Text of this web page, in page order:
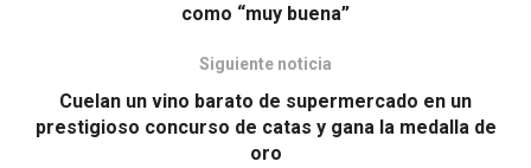
como “muy buena”
Siguiente noticia
Cuelan un vino barato de supermercado en un
prestigioso concurso de catas y gana la medalla de
oro